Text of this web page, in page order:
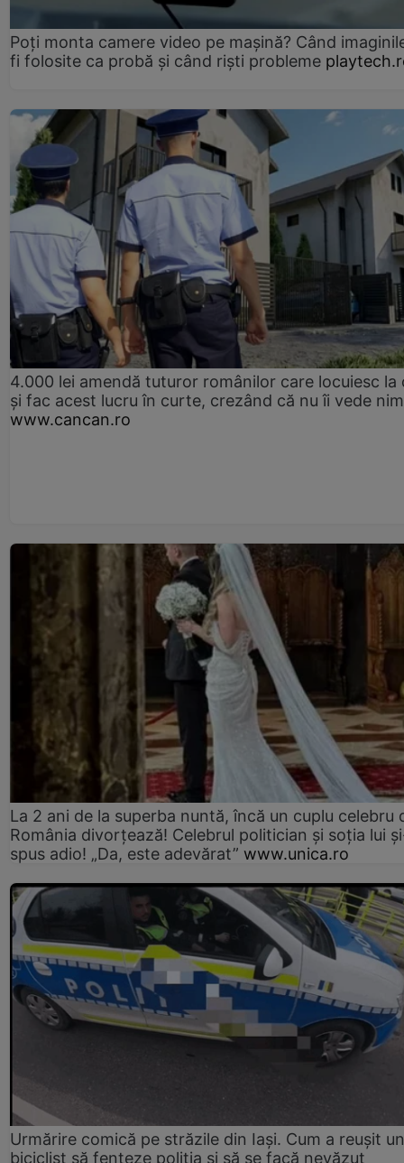
Poți monta camere video pe mașină? Când
fi folosite ca probă și când riști probleme
4.000 lei amendă tuturor românilor care locuiesc la
și fac acest lucru în curte, crezând că nu îi vede
www.cancan.ro
La 2 ani de la superba nuntă, încă un cuplu celebru
România divorțează! Celebrul politician și soția lui
spus adio! „Da, este adevărat” www.unica.ro
Urmărire comică pe străzile din Iași. Cum a reușit un
biciclist să fenteze poliția și să se facă nevăzut